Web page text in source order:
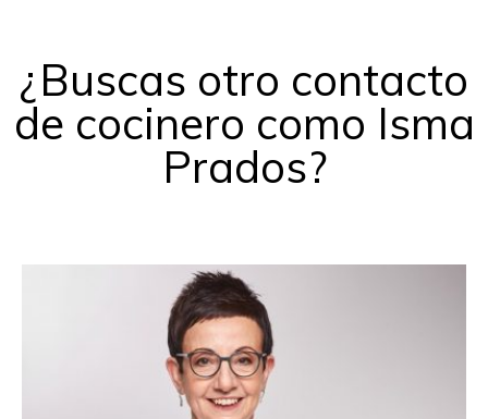
¿Buscas otro contacto
de cocinero como Isma
Prados?